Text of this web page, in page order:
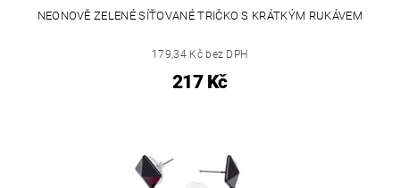
NEONOVĚ ZELENÉ SÍŤOVANÉ TRIČKO S KRÁTKÝM RUKÁVEM
179,34 Kč bez DPH
217 Kč